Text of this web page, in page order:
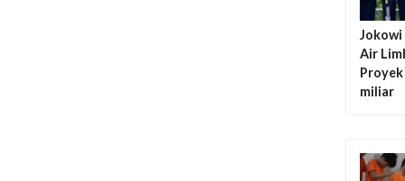
Jokowi
Air
Proyek
miliar